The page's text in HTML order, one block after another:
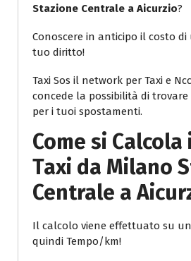
Stazione Centrale a Aicurzio?
Conoscere in anticipo il costo
tuo diritto!
Taxi Sos il network per Taxi e
concede la possibilità di
per i tuoi spostamenti.
Come si Calcola
Taxi da Milano
Centrale a
Il calcolo viene effettuato su
quindi Tempo/km!